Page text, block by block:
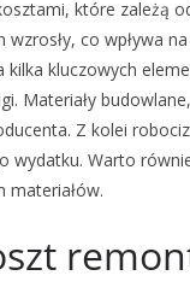
które zależą
co wpływa
kluczowych
Materiały
Z kolei
wydatku. Warto
materiałów.